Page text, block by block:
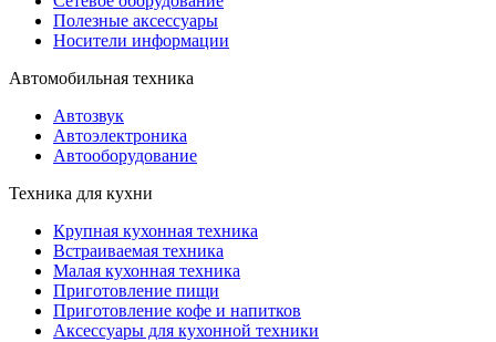
Полезные аксессуары
Носители информации
Автомобильная техника
Автозвук
Автоэлектроника
Автооборудование
Техника для кухни
Крупная кухонная техника
Встраиваемая техника
Малая кухонная техника
Приготовление пищи
Приготовление кофе и напитков
Аксессуары для кухонной техники